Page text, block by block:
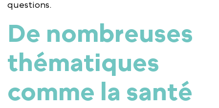
questions.
De nombreuses
thématiques
comme la santé